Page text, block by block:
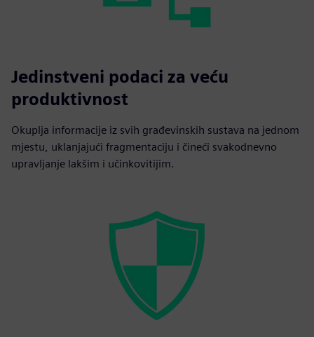
Jedinstveni podaci za veću
produktivnost
Okuplja informacije iz svih građevinskih sustava na jednom
mjestu, uklanjajući fragmentaciju i čineći svakodnevno
upravljanje lakšim i učinkovitijim.